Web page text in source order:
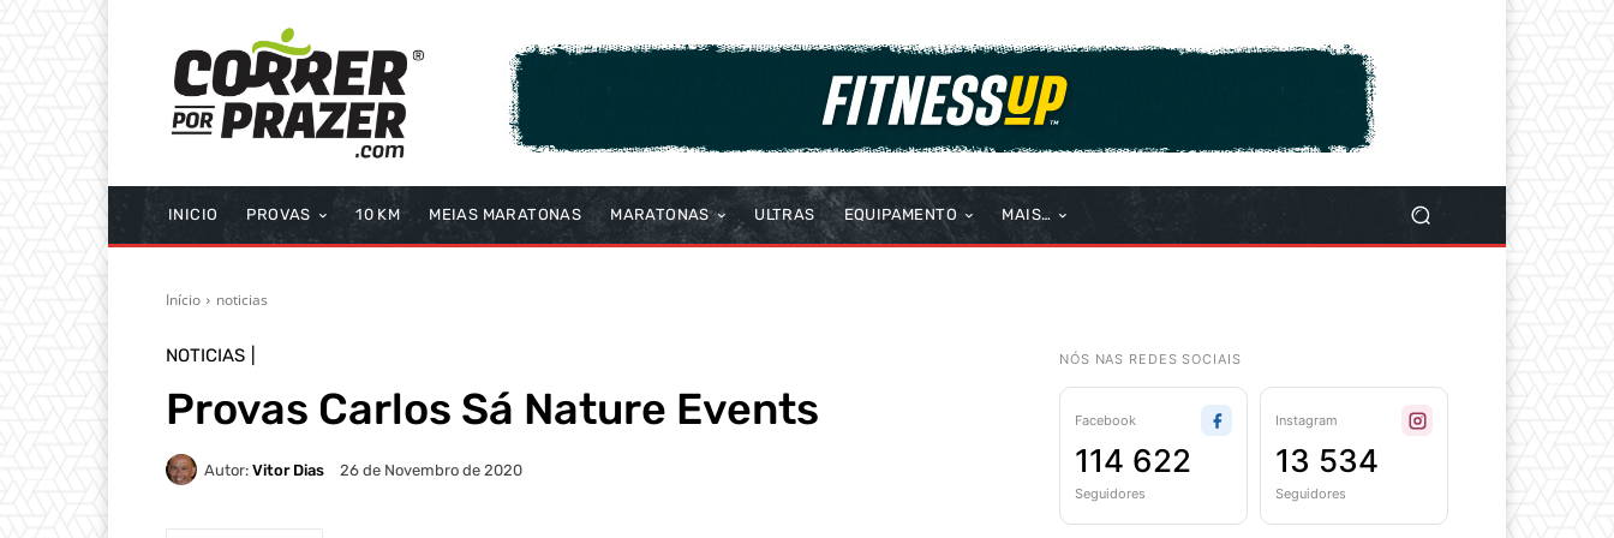
INICIO PROVAS 10 KM MEIAS MARATONAS MARATONAS ULTRAS EQUIPAMENTO MAIS…
Início noticias
NOTICIAS
Provas Carlos Sá Nature Events
Autor: Vitor Dias 26 de Novembro de 2020
NÓS NAS REDES SOCIAIS
Facebook
114 622
Seguidores
Instagram
13 534
Seguidores